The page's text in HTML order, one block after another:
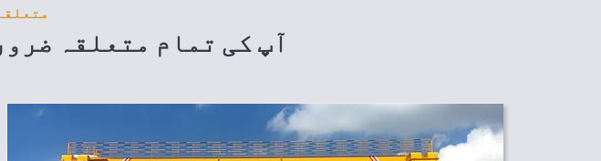
آپ کی تمام متعلقہ